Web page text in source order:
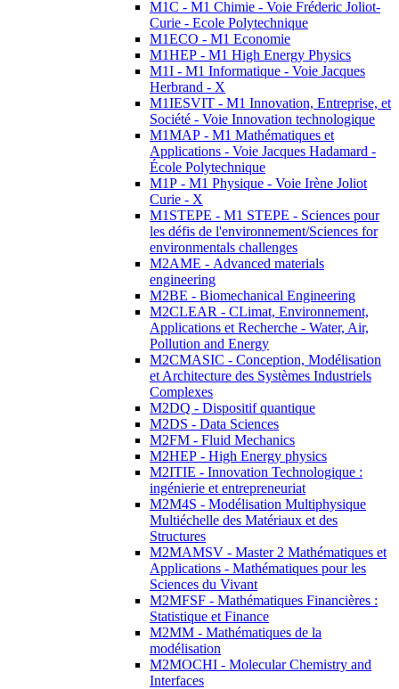
M1C - M1 Chimie - Voie Fréderic Joliot-
Curie - Ecole Polytechnique
M1ECO - M1 Economie
M1HEP - M1 High Energy Physics
M1I - M1 Informatique - Voie Jacques
Herbrand - X
M1IESVIT - M1 Innovation, Entreprise, et
Société - Voie Innovation technologique
M1MAP - M1 Mathématiques et
Applications - Voie Jacques Hadamard -
École Polytechnique
M1P - M1 Physique - Voie Irène Joliot
Curie - X
M1STEPE - M1 STEPE - Sciences pour
les défis de l'environnement/Sciences for
environmentals challenges
M2AME - Advanced materials
engineering
M2BE - Biomechanical Engineering
M2CLEAR - CLimat, Environnement,
Applications et Recherche - Water, Air,
Pollution and Energy
M2CMASIC - Conception, Modélisation
et Architecture des Systèmes Industriels
Complexes
M2DQ - Dispositif quantique
M2DS - Data Sciences
M2FM - Fluid Mechanics
M2HEP - High Energy physics
M2ITIE - Innovation Technologique :
ingénierie et entrepreneuriat
M2M4S - Modélisation Multiphysique
Multiéchelle des Matériaux et des
Structures
M2MAMSV - Master 2 Mathématiques et
Applications - Mathématiques pour les
Sciences du Vivant
M2MFSF - Mathématiques Financières :
Statistique et Finance
M2MM - Mathématiques de la
modélisation
M2MOCHI - Molecular Chemistry and
Interfaces